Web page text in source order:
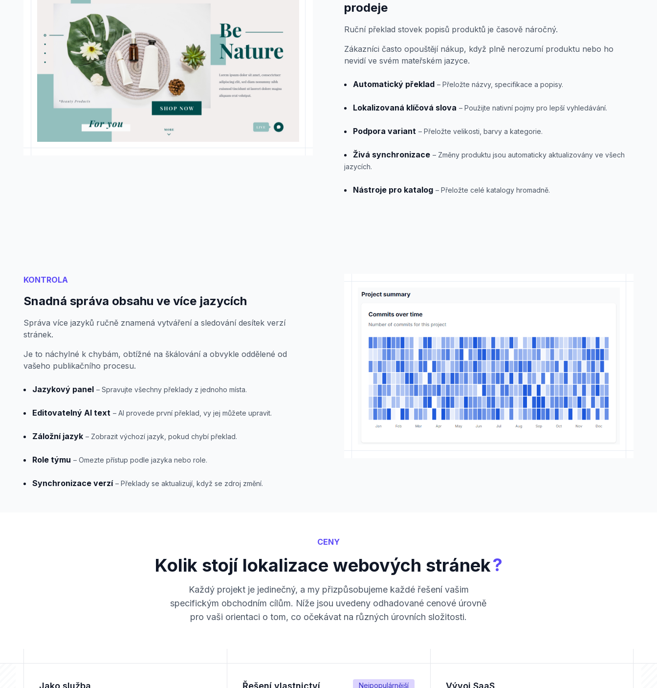
prodeje
Ruční překlad stovek popisů produktů je časově náročný.
Zákazníci často opouštějí nákup, když plně nerozumí produktu nebo ho
nevidí ve svém mateřském jazyce.
Automatický překlad – Přeložte názvy, specifikace a popisy.
Lokalizovaná klíčová slova – Použijte nativní pojmy pro lepší vyhledávání.
Podpora variant – Přeložte velikosti, barvy a kategorie.
Živá synchronizace – Změny produktu jsou automaticky aktualizovány ve všech
jazycích.
Nástroje pro katalog – Přeložte celé katalogy hromadně.
KONTROLA
Snadná správa obsahu ve více jazycích
Správa více jazyků ručně znamená vytváření a sledování desítek verzí
stránek.
Je to náchylné k chybám, obtížné na škálování a obvykle oddělené od
vašeho publikačního procesu.
Jazykový panel – Spravujte všechny překlady z jednoho místa.
Editovatelný AI text – AI provede první překlad, vy jej můžete upravit.
Záložní jazyk – Zobrazit výchozí jazyk, pokud chybí překlad.
Role týmu – Omezte přístup podle jazyka nebo role.
Synchronizace verzí – Překlady se aktualizují, když se zdroj změní.
CENY
Kolik stojí lokalizace webových stránek?
Každý projekt je jedinečný, a my přizpůsobujeme každé řešení vašim
specifickým obchodním cílům. Níže jsou uvedeny odhadované cenové úrovně
pro vaši orientaci o tom, co očekávat na různých úrovních složitosti.
Jako služba Nejpopulárnější
Řešení vlastnictví Vývoj SaaS